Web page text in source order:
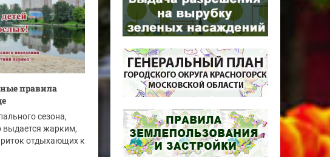
правила
сезона,
выдается жарким,
отдыхающих к